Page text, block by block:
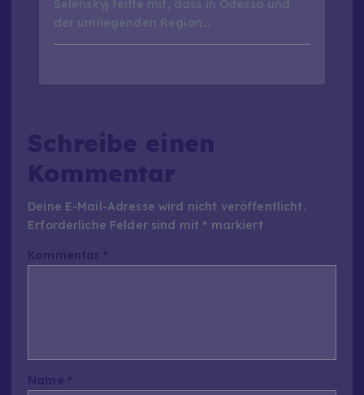
Selenskyj teilte mit, dass in Odessa und
der umliegenden Region…
Deine E-Mail-Adresse wird nicht veröffentlicht.
Erforderliche Felder sind mit * markiert